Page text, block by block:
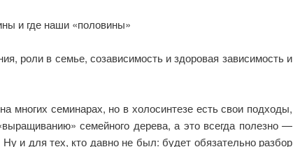
и где наши «половины»
роли в семье, созависимость и здоровая зависимость и
многих семинарах, но в холосинтезе есть свои подходы,
семейного дерева, а это всегда полезно —
и для тех, кто давно не был: будет обязательно разбор